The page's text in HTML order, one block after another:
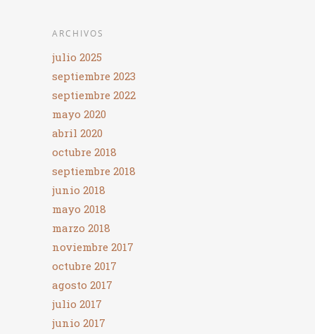
ARCHIVOS
julio 2025
septiembre 2023
septiembre 2022
mayo 2020
abril 2020
octubre 2018
septiembre 2018
junio 2018
mayo 2018
marzo 2018
noviembre 2017
octubre 2017
agosto 2017
julio 2017
junio 2017